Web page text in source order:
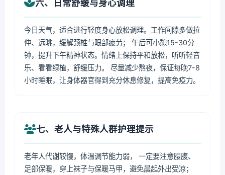
六、日常舒缓与身心调理
今日天气，适合进行轻度身心放松调理。工作间隙多做拉
伸、远眺，缓解颈椎与眼部疲劳； 午后可小憩15-30分
钟，提升下午精神状态。情绪上保持平和放松，听听轻音
乐、看看绿植，舒缓压力。 尽量减少熬夜，保证每晚7-8
小时睡眠，让身体器官得到充分休息修复，提高免疫力。
七、老人与特殊人群护理提示
老年人代谢较慢，体温调节能力弱， 一定要注意腰腹、
足部保暖，穿上袜子与保暖马甲，避免晨起外出受凉；